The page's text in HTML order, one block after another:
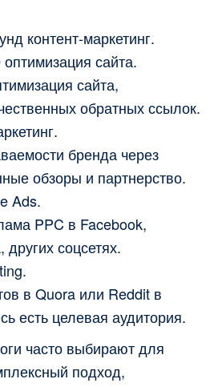
контент-маркетинг.
сайта.
сайта,
обратных ссылок.
бренда через
обзоры и партнерство.
Ads.
PPC в Facebook,
соцсетях.
в Quora или Reddit в
есть целевая аудитория.
часто выбирают для
подход,